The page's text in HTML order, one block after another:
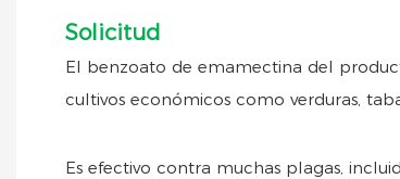
Solicitud
El benzoato de emamectina del
cultivos económicos como verduras,
Es efectivo contra muchas plagas,